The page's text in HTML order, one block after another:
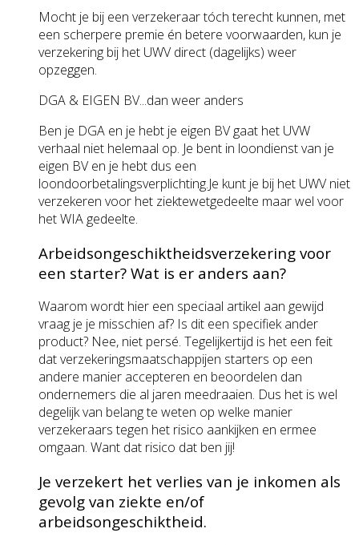
Mocht je bij een verzekeraar tóch terecht kunnen, met
een scherpere premie én betere voorwaarden, kun je
verzekering bij het UWV direct (dagelijks) weer
opzeggen.
DGA & EIGEN BV...dan weer anders
Ben je DGA en je hebt je eigen BV gaat het UVW
verhaal niet helemaal op. Je bent in loondienst van je
eigen BV en je hebt dus een
loondoorbetalingsverplichting.Je kunt je bij het UWV niet
verzekeren voor het ziektewetgedeelte maar wel voor
het WIA gedeelte.
Arbeidsongeschiktheidsverzekering voor
een starter? Wat is er anders aan?
Waarom wordt hier een speciaal artikel aan gewijd
vraag je je misschien af? Is dit een specifiek ander
product? Nee, niet persé. Tegelijkertijd is het een feit
dat verzekeringsmaatschappijen starters op een
andere manier accepteren en beoordelen dan
ondernemers die al jaren meedraaien. Dus het is wel
degelijk van belang te weten op welke manier
verzekeraars tegen het risico aankijken en ermee
omgaan. Want dat risico dat ben jij!
Je verzekert het verlies van je inkomen als
gevolg van ziekte en/of
arbeidsongeschiktheid.